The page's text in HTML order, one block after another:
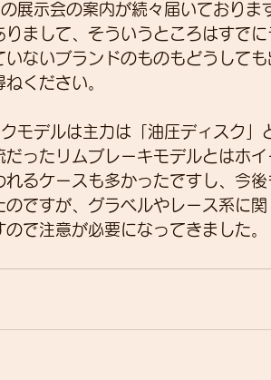
展示会の案内が続々届いておりま
りまして、そういうところはすで
いないブランドのものもどうして
ください。
モデルは主力は「油圧ディスク」
だったリムブレーキモデルとはホ
れるケースも多かったですし、今
のですが、グラベルやレース系に
で注意が必要になってきました。